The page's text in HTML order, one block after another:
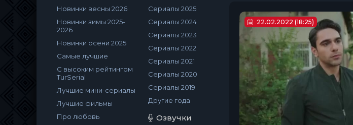
Новинки весны 2026
Новинки зимы 2025-
2026
Новинки осени 2025
Самые лучшие
С высоким рейтингом
TurSerial
Лучшие мини-сериалы
Лучшие фильмы
Про любовь
Сериалы 2025
Сериалы 2024
Сериалы 2023
Сериалы 2022
Сериалы 2021
Сериалы 2020
Сериалы 2019
Другие года
Озвучки
22.02.2022 (18:25)